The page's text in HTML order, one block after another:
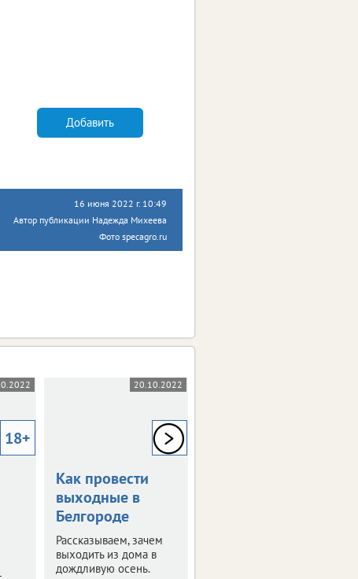
Добавить
16 июня 2022 г. 10:49
Автор публикации Надежда Михеева
Фото specagro.ru
18+
20.10.2022
18+
Как провести
выходные в
Белгороде
Рассказываем, зачем
выходить из дома в
дождливую осень.